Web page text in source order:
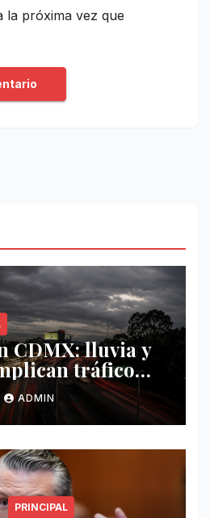
la próxima vez que
CDMX: lluvia y
tráfico
ADMIN
PRINCIPAL